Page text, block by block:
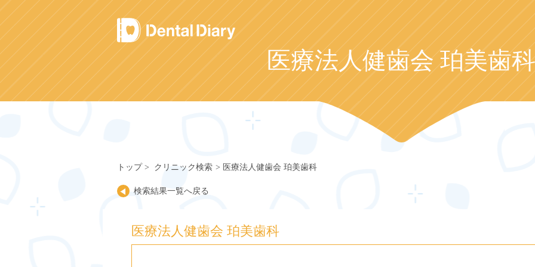
Skip
to
content
医療法人健歯会 珀美歯科
トップ クリニック検索 医療法人健歯会 珀美歯科
検索結果一覧へ戻る
医療法人健歯会 珀美歯科